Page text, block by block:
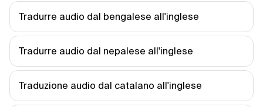
Tradurre audio dal bengalese all'inglese
Tradurre audio dal nepalese all'inglese
Traduzione audio dal catalano all'inglese